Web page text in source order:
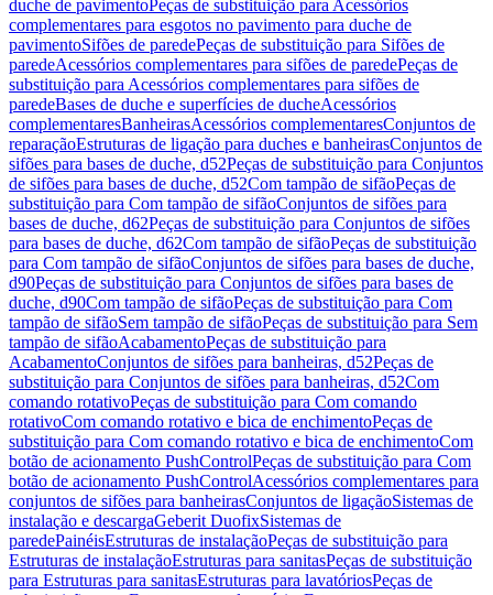
duche de pavimentoPeças de substituição para Acessórios
complementares para esgotos no pavimento para duche de
pavimentoSifões de paredePeças de substituição para Sifões de
paredeAcessórios complementares para sifões de paredePeças de
substituição para Acessórios complementares para sifões de
paredeBases de duche e superfícies de ducheAcessórios
complementaresBanheirasAcessórios complementaresConjuntos de
reparaçãoEstruturas de ligação para duches e banheirasConjuntos de
sifões para bases de duche, d52Peças de substituição para Conjuntos
de sifões para bases de duche, d52Com tampão de sifãoPeças de
substituição para Com tampão de sifãoConjuntos de sifões para
bases de duche, d62Peças de substituição para Conjuntos de sifões
para bases de duche, d62Com tampão de sifãoPeças de substituição
para Com tampão de sifãoConjuntos de sifões para bases de duche,
d90Peças de substituição para Conjuntos de sifões para bases de
duche, d90Com tampão de sifãoPeças de substituição para Com
tampão de sifãoSem tampão de sifãoPeças de substituição para Sem
tampão de sifãoAcabamentoPeças de substituição para
AcabamentoConjuntos de sifões para banheiras, d52Peças de
substituição para Conjuntos de sifões para banheiras, d52Com
comando rotativoPeças de substituição para Com comando
rotativoCom comando rotativo e bica de enchimentoPeças de
substituição para Com comando rotativo e bica de enchimentoCom
botão de acionamento PushControlPeças de substituição para Com
botão de acionamento PushControlAcessórios complementares para
conjuntos de sifões para banheirasConjuntos de ligaçãoSistemas de
instalação e descargaGeberit DuofixSistemas de
paredePainéisEstruturas de instalaçãoPeças de substituição para
Estruturas de instalaçãoEstruturas para sanitasPeças de substituição
para Estruturas para sanitasEstruturas para lavatóriosPeças de